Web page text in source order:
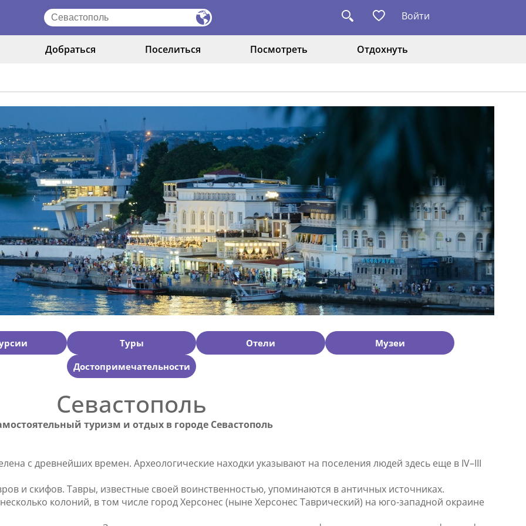
Войти
Добраться Поселиться Посмотреть Отдохнуть
Туры Отели
Музеи
Достопримечательности
Севастополь
туризм и отдых в городе Севастополь
с древнейших времен. Археологические находки указывают на поселения людей здесь еще в IV–III
и скифов. Тавры, известные своей воинственностью, упоминаются в античных источниках.
колоний, в том числе город Херсонес (ныне Херсонес Таврический) на юго-западной окраине